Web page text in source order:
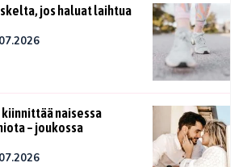
jos haluat laihtua
kiinnittää naisessa
– joukossa